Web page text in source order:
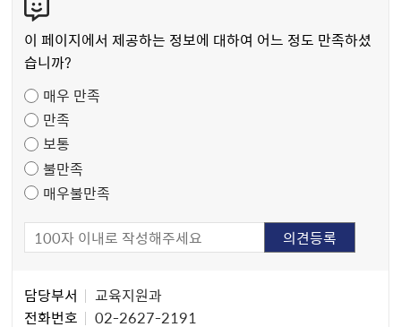
텐
츠
만
도
조
사
이 페이지에서 제공하는 정보에 대하여 어느 정도 만족하셨
습니까?
매우 만족
만족
보통
불만족
매우불만족
담당부서
교육지원과
전화번호
02-2627-2191